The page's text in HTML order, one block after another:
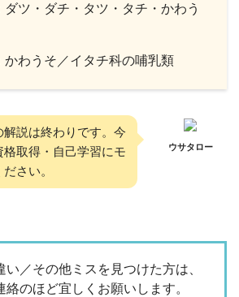
ダツ・ダチ・タツ・タチ・かわう
わうそ／イタチ科の哺乳類
説は終わりです。今
取得・自己学習にモ
さい。
ウサタロー
／その他ミスを見つけた方は、
絡のほど宜しくお願いします。